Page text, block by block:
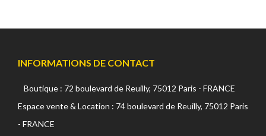
INFORMATIONS DE CONTACT
Boutique : 72 boulevard de Reuilly, 75012 Paris - FRANCE
Espace vente & Location : 74 boulevard de Reuilly, 75012 Paris
- FRANCE